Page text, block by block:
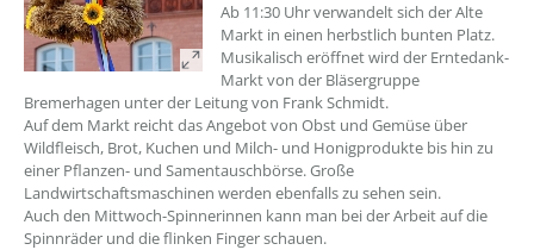
Ab 11:30 Uhr verwandelt sich der Alte
Markt in einen herbstlich bunten Platz.
Musikalisch eröffnet wird der Erntedank-
Markt von der Bläsergruppe
Bremerhagen unter der Leitung von Frank Schmidt.
Auf dem Markt reicht das Angebot von Obst und Gemüse über
Wildfleisch, Brot, Kuchen und Milch- und Honigprodukte bis hin zu
einer Pflanzen- und Samentauschbörse. Große
Landwirtschaftsmaschinen werden ebenfalls zu sehen sein.
Auch den Mittwoch-Spinnerinnen kann man bei der Arbeit auf die
Spinnräder und die flinken Finger schauen.